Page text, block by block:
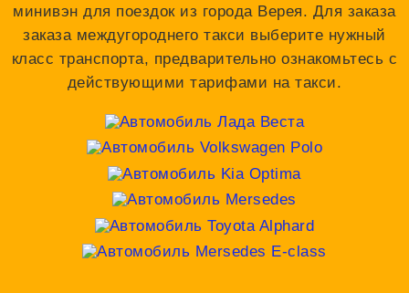
минивэн для поездок из города Верея. Для заказа
заказа междугороднего такси выберите нужный
класс транспорта, предварительно ознакомьтесь с
действующими тарифами на такси.